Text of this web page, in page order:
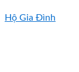
Hộ Gia Đình